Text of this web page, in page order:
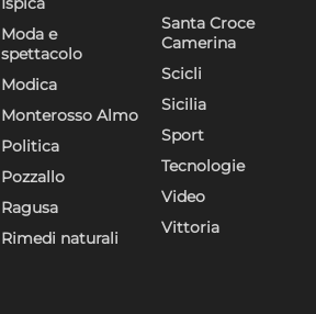
Moda e
spettacolo
Modica
Monterosso Almo
Politica
Pozzallo
Ragusa
Rimedi naturali
Santa Croce
Camerina
Scicli
Sicilia
Sport
Tecnologie
Video
Vittoria